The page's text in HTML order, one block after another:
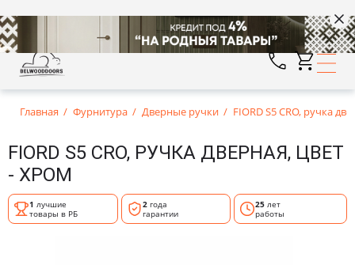
Главная Фурнитура Дверные ручки FIORD S5 CRO, ручка
FIORD S5 CRO, РУЧКА ДВЕРНАЯ, ЦВЕТ
- ХРОМ
1 лучшие
товары в РБ
2года
гарантии
25 лет
работы